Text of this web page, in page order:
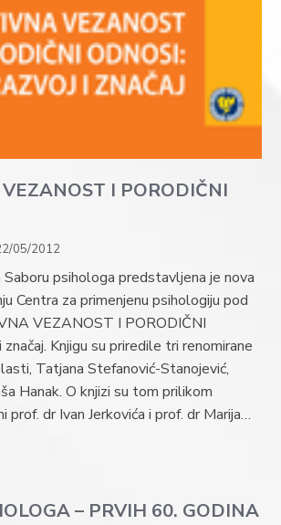
I PORODIČNI
05/2012
psihologa predstavljena je nova
Centra za primenjenu psihologiju pod
VEZANOST I PORODIČNI
Knjigu su priredile tri renomirane
Tatjana Stefanović-Stanojević,
Hanak. O knjizi su tom prilikom
prof. dr Ivan Jerkovića i prof. dr Marija…
– PRVIH 60. GODINA